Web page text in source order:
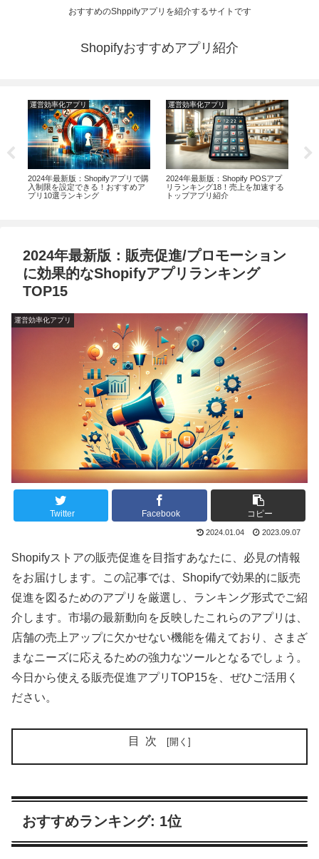
おすすめのShppifyアプリを紹介するサイトです
Shopifyおすすめアプリ紹介
運営効率化アプリ
2024年最新版：Shopifyアプリで購
入制限を設定できる！おすすめア
プリ10選ランキング
運営効率化アプリ
2024年最新版：Shopify POSアプ
リランキング18！売上を加速する
トップアプリ紹介
2024年最新版：販売促進/プロモーション
に効果的なShopifyアプリランキング
TOP15
運営効率化アプリ
Twitter Facebook コピー
2024.01.04 2023.09.07
Shopifyストアの販売促進を目指すあなたに、必見の情報
をお届けします。この記事では、Shopifyで効果的に販売
促進を図るためのアプリを厳選し、ランキング形式でご紹
介します。市場の最新動向を反映したこれらのアプリは、
店舗の売上アップに欠かせない機能を備えており、さまざ
まなニーズに応えるための強力なツールとなるでしょう。
今日から使える販売促進アプリTOP15を、ぜひご活用く
ださい。
目次
おすすめランキング: 1位